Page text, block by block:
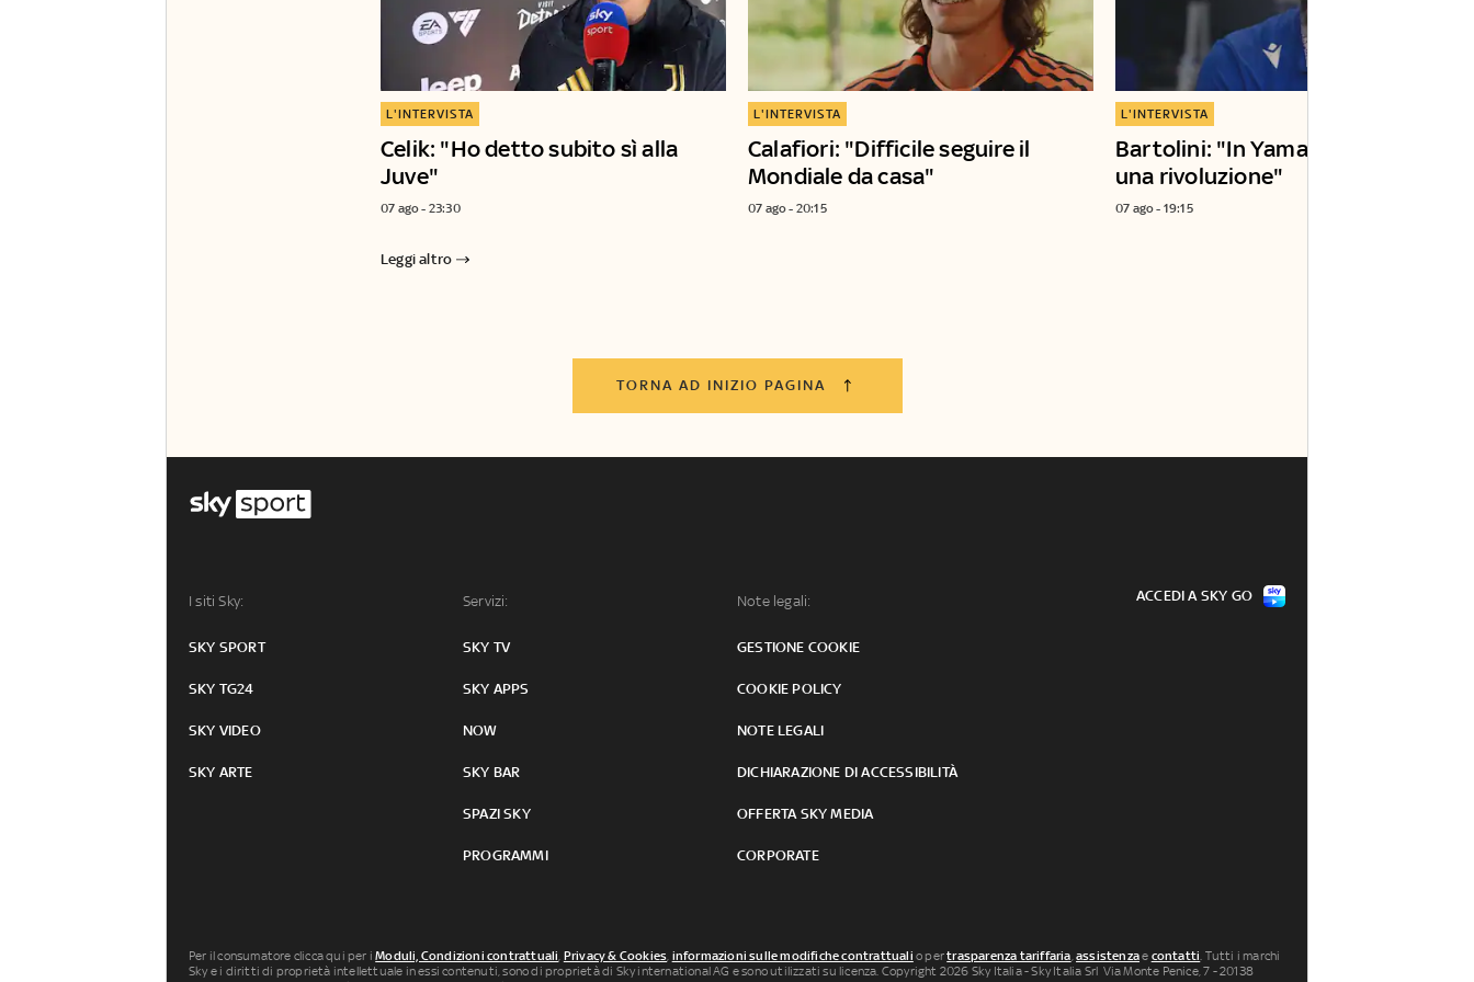
Celik: "Ho detto subito sì alla
Juve"
L'INTERVISTA
07 ago - 23:30
Calafiori: "Difficile seguire il
Mondiale da casa"
L'INTERVISTA
07 ago - 20:15
Bartolini: "In Yamaha è in corso
una rivoluzione"
L'INTERVISTA
07 ago - 19:15
Leggi altro
TORNA AD INIZIO PAGINA
I siti Sky:
SKY SPORT
SKY TG24
SKY VIDEO
SKY ARTE
Servizi:
SKY TV
SKY APPS
NOW
SKY BAR
SPAZI SKY
PROGRAMMI
Note legali:
GESTIONE COOKIE
COOKIE POLICY
NOTE LEGALI
DICHIARAZIONE DI ACCESSIBILITÀ
OFFERTA SKY MEDIA
CORPORATE
ACCEDI A SKY GO
Per il consumatore clicca qui per iModuli, Condizioni contrattuali, Privacy & Cookies, informazioni sulle modifiche contrattuali o pertrasparenza tariffaria,assistenzae contatti. Tutti i marchi
Sky e i diritti di proprietà intellettuale in essi contenuti, sono di proprietà di Sky international AG e sono utilizzati su licenza. Copyright 2026 Sky Italia - Sky Italia Srl Via Monte Penice, 7 - 20138